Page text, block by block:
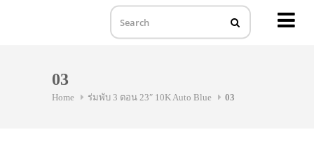
03
Home ร่มพับ 3 ตอน 23″ 10K Auto Blue 03